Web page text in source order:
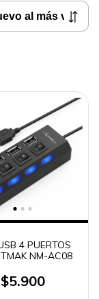
4 PUERTOS
NM-AC08
$5.900